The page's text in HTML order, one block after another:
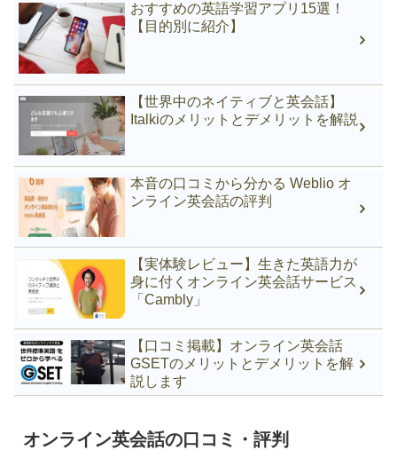
おすすめの英語学習アプリ15選！
【目的別に紹介】
【世界中のネイティブと英会話】
Italkiのメリットとデメリットを解説
本音の口コミから分かる Weblio オ
ンライン英会話の評判
【実体験レビュー】生きた英語力が
身に付くオンライン英会話サービス
「Cambly」
【口コミ掲載】オンライン英会話
GSETのメリットとデメリットを解
説します
オンライン英会話の口コミ・評判